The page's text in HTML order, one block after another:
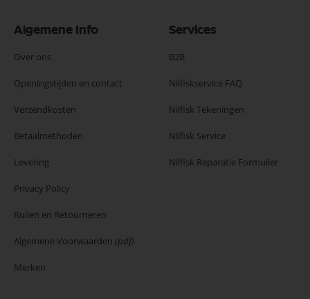
Algemene Info
Over ons
Openingstijden en contact
Verzendkosten
Betaalmethoden
Levering
Privacy Policy
Ruilen en Retourneren
Algemene Voorwaarden (pdf)
Merken
Services
B2B
Nilfiskservice FAQ
Nilfisk Tekeningen
Nilfisk Service
Nilfisk Reparatie Formulier